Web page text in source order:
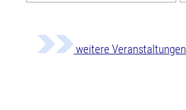
weitere Veranstaltungen